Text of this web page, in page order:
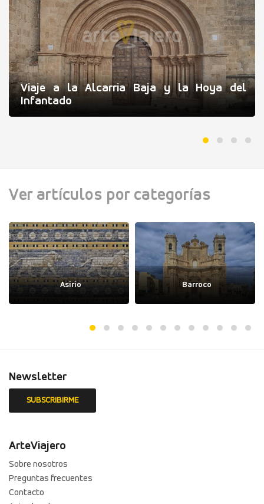
Viaje a la Alcarria Baja y la Hoya del
Infantado
Ver artículos por categorías
Asirio Barroco
Newsletter
ArteViajero
Sobre nosotros
Preguntas frecuentes
Contacto